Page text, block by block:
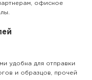
офисное
удобна для отправки
и образцов, прочей